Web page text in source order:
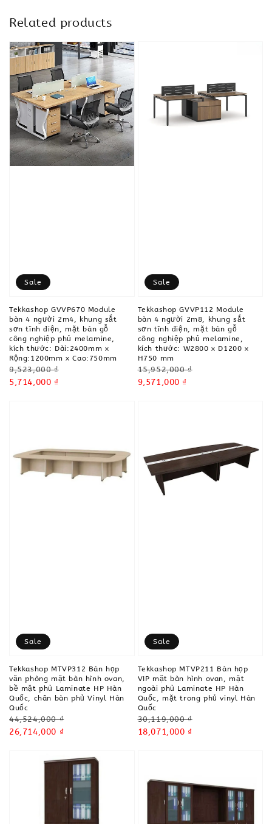
Related products
Sale
Tekkashop GVVP670 Module
bàn 4 người 2m4, khung sắt
sơn tĩnh điện, mặt bàn gỗ
công nghiệp phủ melamine,
kích thước: Dài:2400mm x
Rộng:1200mm x Cao:750mm
Regular
price
9,523,000 ₫
Sale
5,714,000 ₫
Sale
Tekkashop GVVP112 Module
bàn 4 người 2m8, khung sắt
sơn tĩnh điện, mặt bàn gỗ
công nghiệp phủ melamine,
kích thước: W2800 x D1200 x
H750 mm
Regular
price
15,952,000 ₫
Sale
9,571,000 ₫
Sale
Tekkashop MTVP312 Bàn họp
văn phòng mặt bàn hình ovan,
bề mặt phủ Laminate HP Hàn
Quốc, chân bàn phủ Vinyl Hàn
Quốc
Regular
price
44,524,000 ₫
Sale
26,714,000 ₫
Sale
Tekkashop MTVP211 Bàn họp
VIP mặt bàn hình ovan, mặt
ngoài phủ Laminate HP Hàn
Quốc, mặt trong phủ vinyl Hàn
Quốc
Regular
price
30,119,000 ₫
Sale
18,071,000 ₫